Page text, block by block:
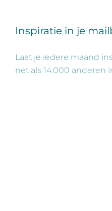
Inspiratie in je
Laat je iedere maand
net als 14.000 anderen